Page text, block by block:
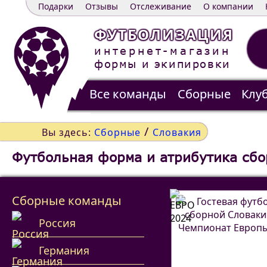
О компании
Отслеживание
Отзывы
Подарки
ФУТБОЛИЗАЦИЯ
интернет-магазин
формы и экипировки
Все команды Сборные
Распродажа
Контакты
Вы здесь: Сборные / Словакия
Футбольная форма и атрибутика
Сборные команды
Россия
Германия